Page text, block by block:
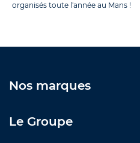
organisés toute l'année au Mans !
Nos marques
Le Groupe